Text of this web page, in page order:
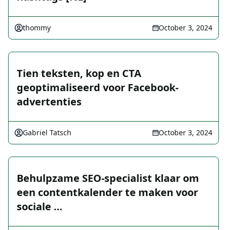
thommy October 3, 2024
Tien teksten, kop en CTA
geoptimaliseerd voor Facebook-
advertenties
Gabriel Tatsch October 3, 2024
Behulpzame SEO-specialist klaar om
een contentkalender te maken voor
sociale …